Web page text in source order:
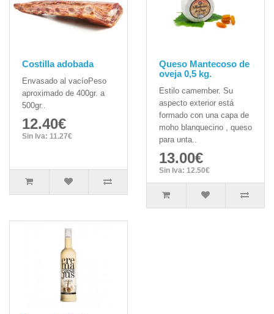
Costilla adobada
Envasado al vacíoPeso
aproximado de 400gr. a
500gr..
12.40€
Sin Iva: 11.27€
Queso Mantecoso de
oveja 0,5 kg.
Estilo camember. Su
aspecto exterior está
formado con una capa de
moho blanquecino , queso
para unta..
13.00€
Sin Iva: 12.50€